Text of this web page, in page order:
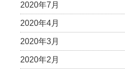
2020年7月
2020年4月
2020年3月
2020年2月